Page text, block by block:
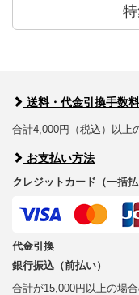
送料・代金引換手数料
合計4,000円（税込）以上
お支払い方法
クレジットカード（一括払
代金引換
銀行振込（前払い）
合計が15,000円以上の場